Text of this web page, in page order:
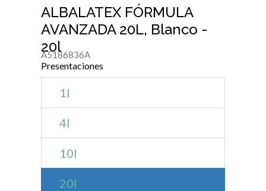
ALBALATEX FÓRMULA
AVANZADA 20L, Blanco -
20l
A5186836A
Presentaciones
1l
4l
10l
20l